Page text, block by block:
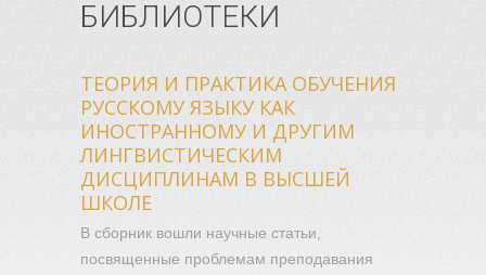
БИБЛИОТЕКИ
ТЕОРИЯ И ПРАКТИКА ОБУЧЕНИЯ
РУССКОМУ ЯЗЫКУ КАК
ИНОСТРАННОМУ И ДРУГИМ
ЛИНГВИСТИЧЕСКИМ
ДИСЦИПЛИНАМ В ВЫСШЕЙ
ШКОЛЕ
В сборник вошли научные статьи,
посвященные проблемам преподавания